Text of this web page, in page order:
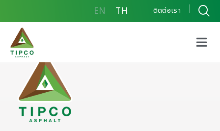
EN TH ติดต่อเรา